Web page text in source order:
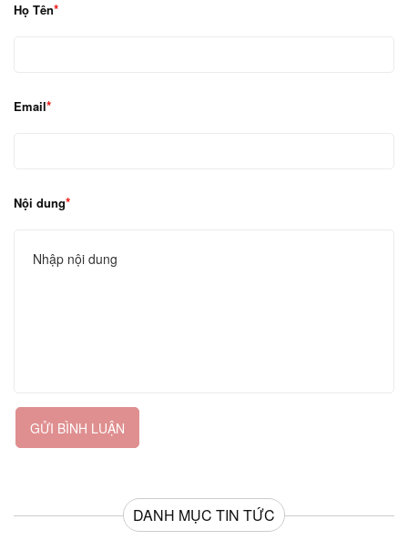
Họ Tên
Email
Nội dung
GỬI BÌNH LUẬN
DANH MỤC TIN TỨC